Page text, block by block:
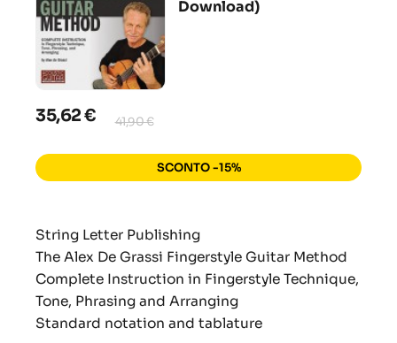
Download)
35,62 € 41,90 €
SCONTO -15%
String Letter Publishing
The Alex De Grassi Fingerstyle Guitar Method
Complete Instruction in Fingerstyle Technique,
Tone, Phrasing and Arranging
Standard notation and tablature